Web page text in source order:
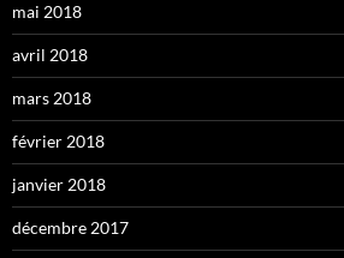
mai 2018
avril 2018
mars 2018
février 2018
janvier 2018
décembre 2017